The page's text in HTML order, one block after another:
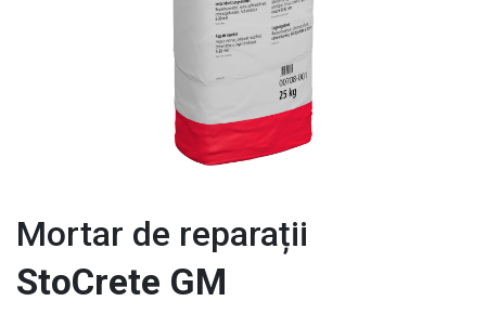
Mortar de reparații
StoCrete GM